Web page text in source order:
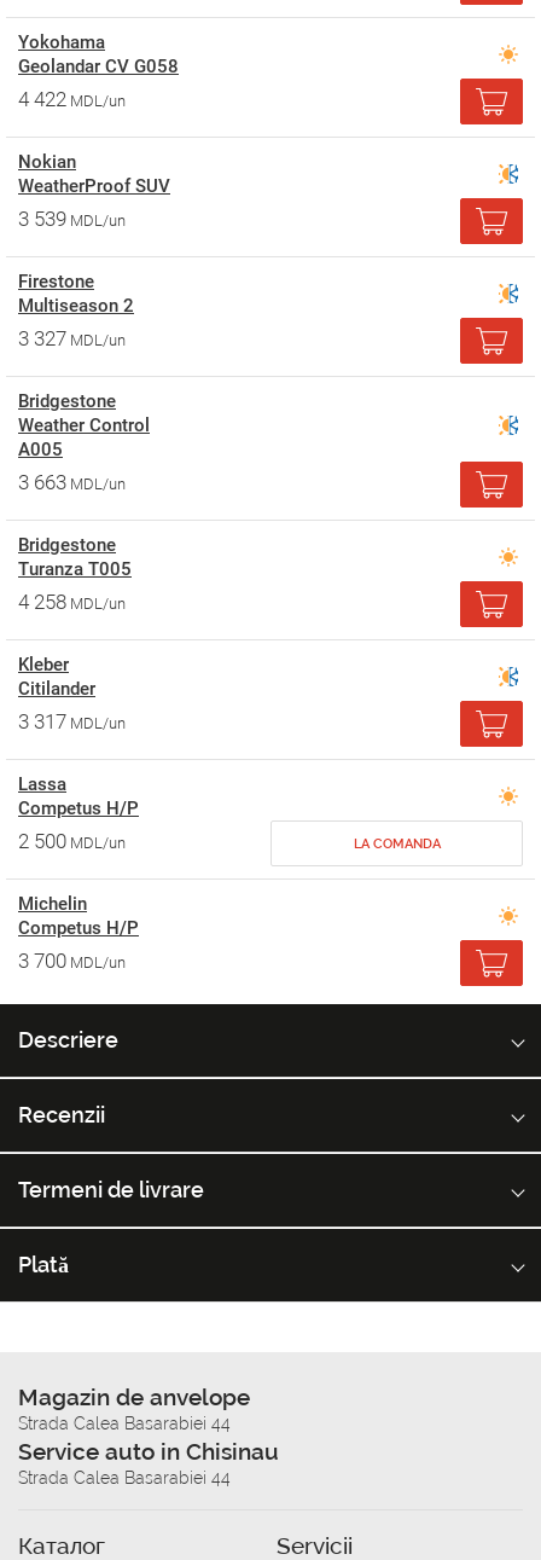
Yokohama
Geolandar CV G058
4 422 MDL/un
Nokian
WeatherProof SUV
3 539 MDL/un
Firestone
Multiseason 2
3 327 MDL/un
Bridgestone
Weather Control
A005
3 663 MDL/un
Bridgestone
Turanza T005
4 258 MDL/un
Kleber
Citilander
3 317 MDL/un
Lassa
Competus H/P
2 500 MDL/un LA COMANDA
Michelin
Competus H/P
3 700 MDL/un
Descriere
Recenzii
Termeni de livrare
Plată
Magazin de anvelope
Strada Calea Basarabiei 44
Service auto in Chisinau
Strada Calea Basarabiei 44
Каталог Servicii